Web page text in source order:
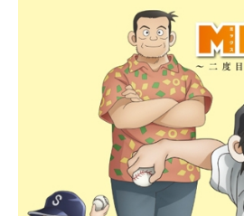
ン、先の読め
た設定で人気
R×HUNTER放
ュール2011年
年9月24日（水
全148話キャ
潘めぐみキル
瀬茉莉也レオ
カ：沢城みゆ
タッフ原作：
刊少年ジャン